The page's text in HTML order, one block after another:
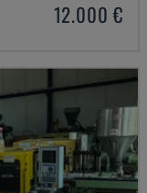
12.000 €